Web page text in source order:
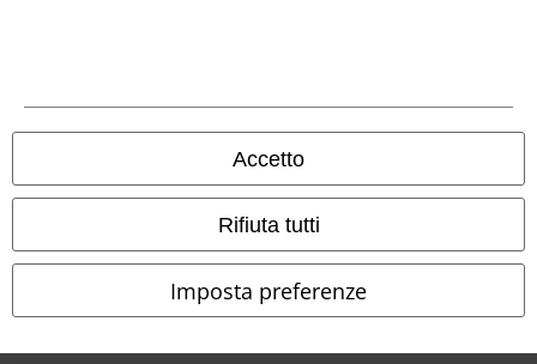
Accetto
Rifiuta tutti
Imposta preferenze
Gli altri shop EMP nel mondo